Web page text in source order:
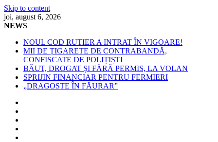
Skip to content
joi, august 6, 2026
NEWS
NOUL COD RUTIER A INTRAT ÎN VIGOARE!
MII DE ȚIGARETE DE CONTRABANDĂ,
CONFISCATE DE POLIȚIȘTI
BĂUT, DROGAT ȘI FĂRĂ PERMIS, LA VOLAN
SPRIJIN FINANCIAR PENTRU FERMIERI
„DRAGOSTE ÎN FĂURAR”